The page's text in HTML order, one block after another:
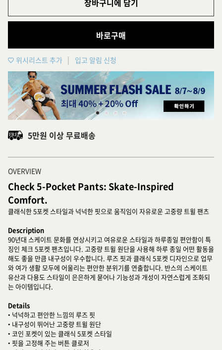
장바구니에 담기
바로구매
위시리스트 추가 입고 알림 신청
5만원 이상 무료배송
OVERVIEW
Check 5-Pocket Pants: Skate-Inspired
Comfort.
클래식한 5포켓 스타일과 넉넉한 핏으로 움직임이 자유로운 고중량 트윌 팬츠
Description
90년대 스케이트 문화를 연상시키고 여유로운 스타일과 하루종일 편안함이 특
징인 체크 5포켓 팬츠입니다. 고중량 트윌 원단을 사용해 하루 종일 어떤 활동을
해도 좋을 만큼 내구성이 우수합니다. 루즈 핏과 클래식 5포켓 디자인으로 업무
와 여가 생활 모두에 어울리는 편안한 분위기를 연출합니다. 반스의 스케이트
유산과 다용도 스타일이 은은하게 묻어나 기능성과 개성이 자연스럽게 조화되
는 아이템입니다.
Details
• 넉넉하고 편안한 느낌의 루즈 핏
• 내구성이 뛰어난 고중량 트윌 원단
• 코인 포켓이 있는 클래식 5포켓 스타일
• 핏을 고정해 주는 버튼 클로저